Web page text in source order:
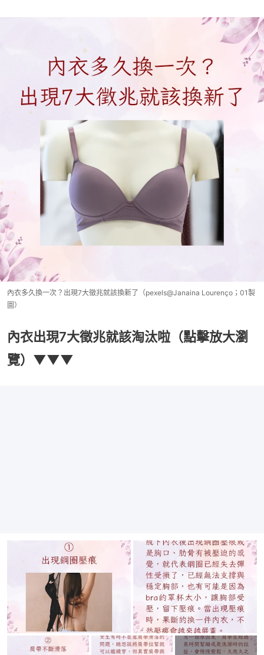
內衣多久換一次？出現7大徵兆就該換新了（pexels@Janaina Lourenço；01製
圖）
內衣出現7大徵兆就該淘汰啦（點擊放大瀏
覽）▼▼▼